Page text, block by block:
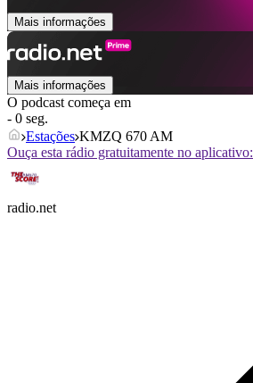
Mais informações
Mais informações
O podcast começa em
- 0 seg.
Estações KMZQ 670 AM
Ouça esta rádio gratuitamente no aplicativo:
radio.net